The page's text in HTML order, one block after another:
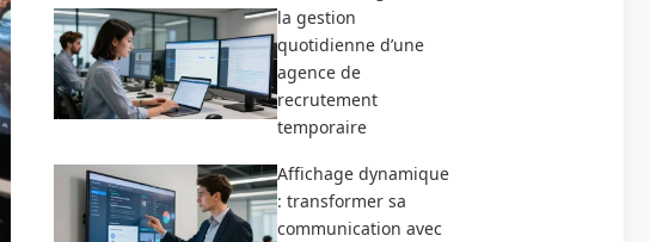
la gestion
quotidienne d’une
agence de
recrutement
temporaire
Affichage dynamique
: transformer sa
communication avec